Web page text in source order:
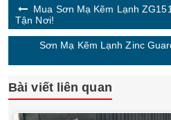
Mua Sơn Mạ Kẽm Lạnh
Tận Nơi!
Sơn Mạ Kẽm Lạnh Zinc
Bài viết liên quan